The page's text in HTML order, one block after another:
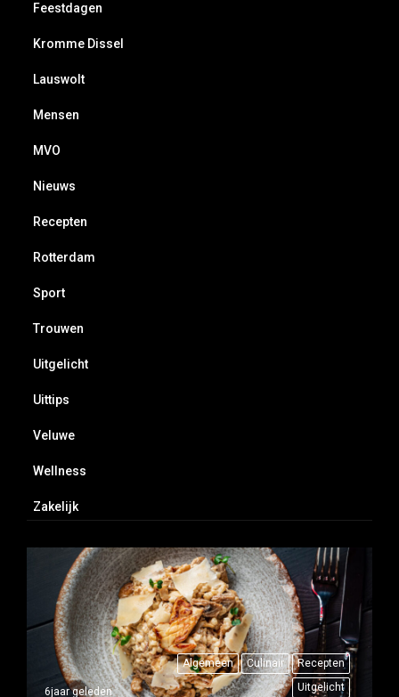
Feestdagen
Kromme Dissel
Lauswolt
Mensen
MVO
Nieuws
Recepten
Rotterdam
Sport
Trouwen
Uitgelicht
Uittips
Veluwe
Wellness
Zakelijk
Algemeen Culinair
Recepten
Uitgelicht
6jaar geleden